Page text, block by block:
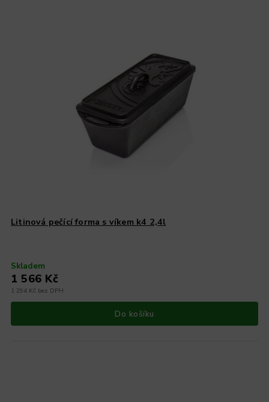
Litinová pečící forma s víkem k4 2,4l
Skladem
1 294 Kč bez DPH
1 566 Kč
Do košíku